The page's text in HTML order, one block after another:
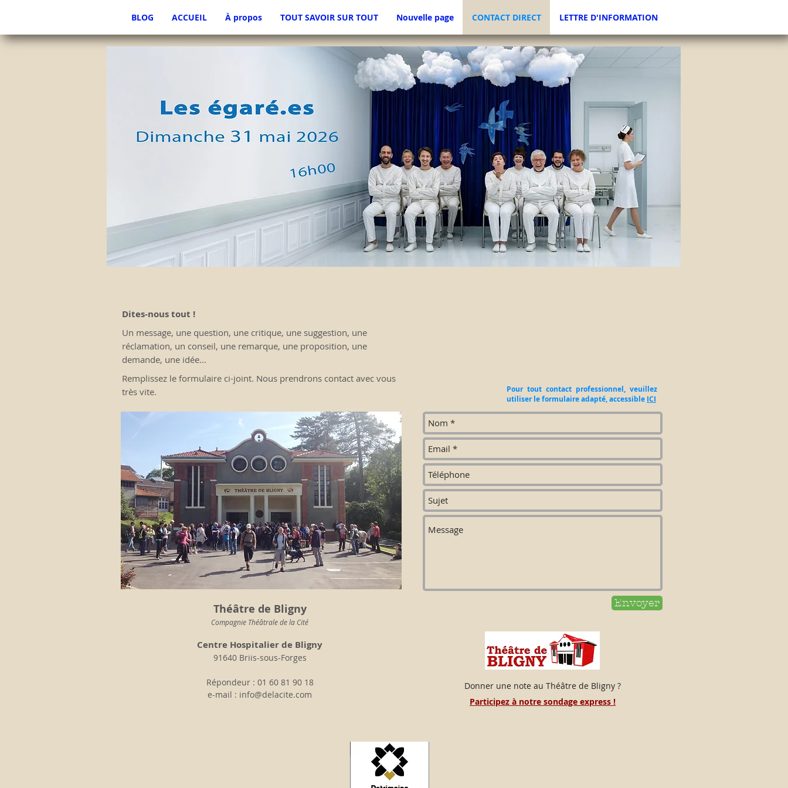
BLOG ACCUEIL À propos TOUT SAVOIR SUR TOUT Nouvelle page CONTACT DIRECT LETTRE D'INFORMATION
Dites-nous tout !
Un message, une question, une critique, une suggestion, une
réclamation, un conseil, une remarque, une proposition, une
demande, une idée...
Remplissez le formulaire ci-joint. Nous prendrons contact avec vous
très vite.
Théâtre de Bligny
Compagnie Théâtrale de la Cité
Centre Hospitalier de Bligny
91640 Briis-sous-Forges
Répondeur : 01 60 81 90 18
e-mail : info@delacite.com
Pour tout contact professionnel, veuillez
utiliser le formulaire adapté, accessible ICI
Envoyer
Donner une note au Théâtre de Bligny ?
Participez à notre sondage express !